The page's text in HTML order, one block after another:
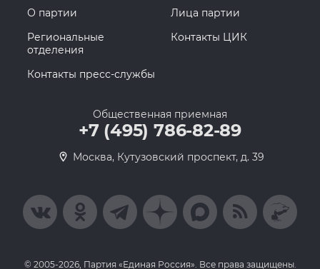
О партии
Лица партии
Региональные
отделения
Контакты ЦИК
Контакты пресс-службы
Общественная приемная
+7 (495) 786-82-89
Москва, Кутузовский проспект, д. 39
© 2005-2026, Партия «Единая Россия». Все права защищены.